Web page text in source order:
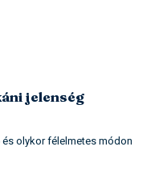
jelenség
olykor félelmetes módon